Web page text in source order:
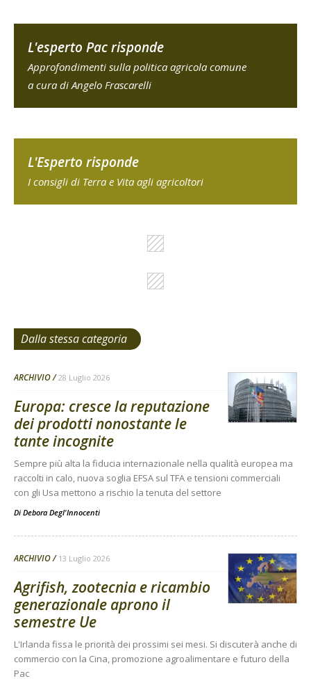
L'esperto Pac risponde
Approfondimenti sulla politica agricola comune
a cura di Angelo Frascarelli
L'Esperto risponde
I consigli di Terra e Vita agli agricoltori
Dalla stessa categoria
ARCHIVIO 28 Luglio 2026
Europa: cresce la reputazione
dei prodotti nonostante le
tante incognite
Sempre più alta la fiducia internazionale nella qualità europea ma
raccolti in calo, nuova soglia EFSA sul TFA e tensioni commerciali
con gli Usa mettono a rischio la tenuta del settore
Di Debora Degl'Innocenti
ARCHIVIO 13 Luglio 2026
Agrifish, zootecnia e ricambio
generazionale aprono il
semestre Ue
L'Irlanda fissa le priorità dei prossimi sei mesi. Si discuterà anche di
commercio con la Cina, promozione agroalimentare e futuro della
Pac